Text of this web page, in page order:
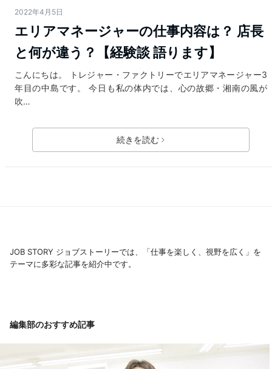
2022年4月5日
エリアマネージャーの仕事内容は？ 店長
と何が違う？【経験談 語ります】
こんにちは。 トレジャー・ファクトリーでエリアマネージャー3
年目の中島です。 今日も私の体内では、心の故郷・湘南の風が
吹…
続きを読む
JOB STORY ジョブストーリーでは、「仕事を楽しく、視野を広く」を
テーマに多彩な記事を紹介中です。
編集部のおすすめ記事